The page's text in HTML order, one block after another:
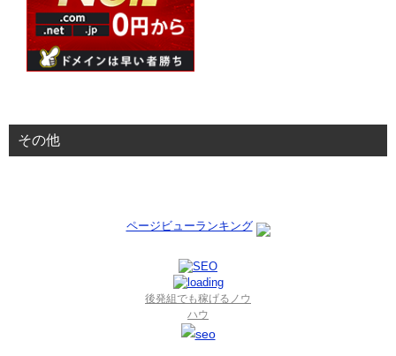
その他
ページビューランキング
後発組でも稼げるノウ
ハウ